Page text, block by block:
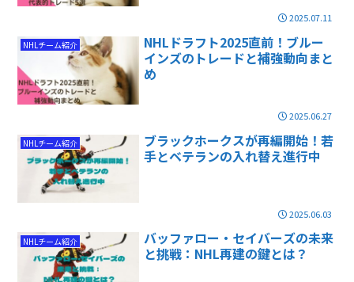
2025.07.11
NHLチーム紹介
NHLドラフト2025直前！ブルー
インズのトレードと補強動向まと
め
2025.06.27
NHLチーム紹介
ブラックホークスが再編開始！若
手とベテランの入れ替え進行中
2025.06.03
NHLチーム紹介
バッファロー・セイバーズの未来
と挑戦：NHL再建の鍵とは？